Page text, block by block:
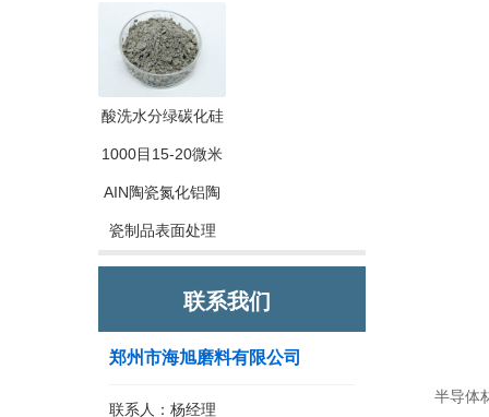
酸洗水分绿碳化硅
1000目15-20微米
AIN陶瓷氮化铝陶
瓷制品表面处理
联系我们
郑州市海旭磨料有限公司
联系人：杨经理
半导体材